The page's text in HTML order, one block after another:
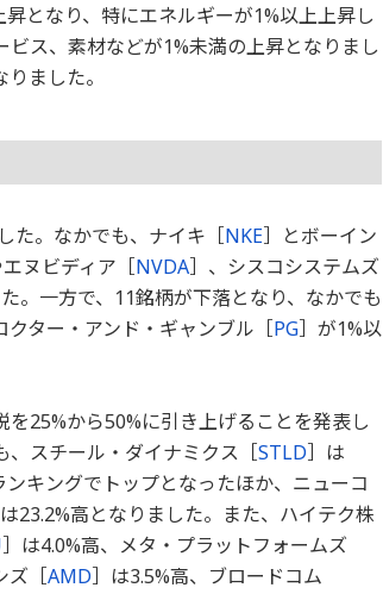
となり、特にエネルギーが1%以上上昇し
ス、素材などが1%未満の上昇となりまし
ました。
た。なかでも、ナイキ［NKE］とボーイン
ヌビディア［NVDA］、シスコシステムズ
。一方で、11銘柄が下落となり、なかでも
クター・アンド・ギャンブル［PG］が1%以
25%から50%に引き上げることを発表し
、スチール・ダイナミクス［STLD］は
キングでトップとなったほか、ニューコ
23.2%高となりました。また、ハイテク株
］は4.0%高、メタ・プラットフォームズ
ズ［AMD］は3.5%高、ブロードコム